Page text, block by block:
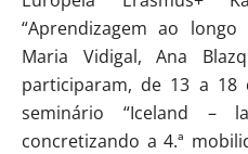
“Aprendizagem ao
Maria Vidigal, Ana
participaram, de 13 a 18
seminário “Iceland –
concretizando a 4.ª